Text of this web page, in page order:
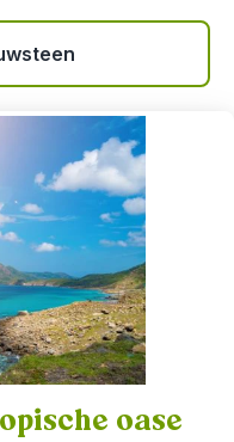
oase